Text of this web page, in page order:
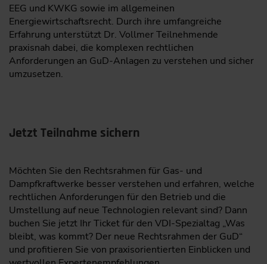
EEG und KWKG sowie im allgemeinen
Energiewirtschaftsrecht. Durch ihre umfangreiche
Erfahrung unterstützt Dr. Vollmer Teilnehmende
praxisnah dabei, die komplexen rechtlichen
Anforderungen an GuD-Anlagen zu verstehen und sicher
umzusetzen.
Jetzt Teilnahme sichern
Möchten Sie den Rechtsrahmen für Gas- und
Dampfkraftwerke besser verstehen und erfahren, welche
rechtlichen Anforderungen für den Betrieb und die
Umstellung auf neue Technologien relevant sind? Dann
buchen Sie jetzt Ihr Ticket für den VDI-Spezialtag „Was
bleibt, was kommt? Der neue Rechtsrahmen der GuD“
und profitieren Sie von praxisorientierten Einblicken und